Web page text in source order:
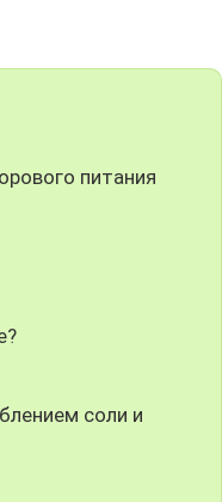
питания
соли и